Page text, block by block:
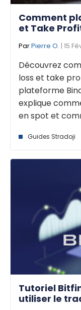
Comment
et Take
ParPierre O. | 15
Découvrez
loss et take
plateforme
explique
en spot et
Guides Stradoji
Tutoriel
utiliser le